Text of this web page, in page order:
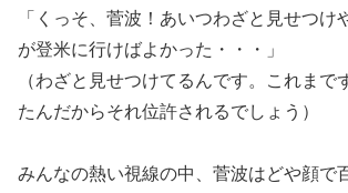
「くっそ、菅波！あいつわざと見せつけ
が登米に行けばよかった・・・」
（わざと見せつけてるんです。これまで
たんだからそれ位許されるでしょう）
みんなの熱い視線の中、菅波はどや顔で